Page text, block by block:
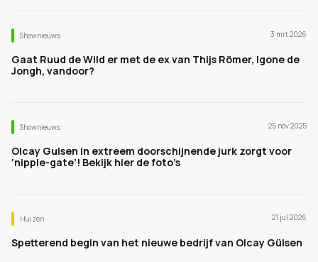
Shownieuws 3 mrt 2026
Gaat Ruud de Wild er met de ex van Thijs Römer, Igone de
Jongh, vandoor?
Shownieuws 25 nov 2025
Olcay Gulsen in extreem doorschijnende jurk zorgt voor
‘nipple-gate’! Bekijk hier de foto’s
Huizen 21 jul 2026
Spetterend begin van het nieuwe bedrijf van Olcay Gülsen